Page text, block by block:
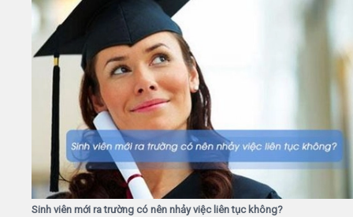
Sinh viên mới ra trường có nên nhảy việc liên tục không?